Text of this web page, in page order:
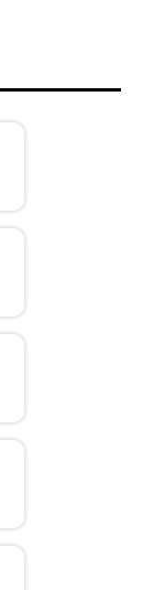
Ringel, M. (2019).
AI Fairness for
s.v., 1-9.
Class.
Standing.%20
Herder. DOI: